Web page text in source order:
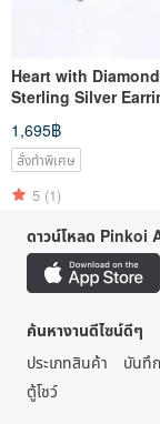
Heart with
Sterling Silver
1,695฿
สั่งทำพิเศษ
5 (1)
ดาวน์โหลด Pinkoi
ค้นหางานดีไซน์ดีๆ
ประเภทสินค้า
บันทึ
ตู้โชว์